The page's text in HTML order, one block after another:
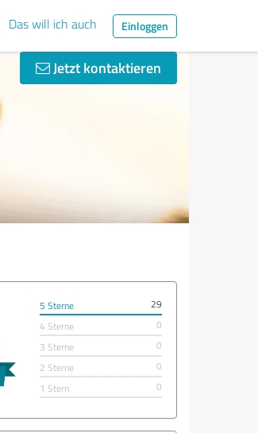
Das will ich auch Einloggen
Jetzt kontaktieren
5 Sterne
29
4 Sterne
0
3 Sterne
0
2 Sterne
0
1 Stern
0